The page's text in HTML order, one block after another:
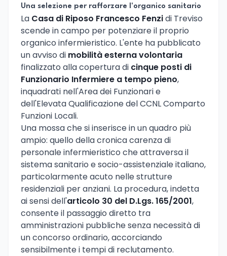
Una selezione per rafforzare l'organico sanitario
La Casa di Riposo Francesco Fenzidi Treviso
scende in campo per potenziare il proprio
organico infermieristico. L'ente ha pubblicato
un avviso di mobilità esterna volontaria
finalizzato alla copertura di cinque posti di
Funzionario Infermiere a tempo pieno,
inquadrati nell'Area dei Funzionari e
dell'Elevata Qualificazione del CCNL Comparto
Funzioni Locali.
Una mossa che si inserisce in un quadro più
ampio: quello della cronica carenza di
personale infermieristico che attraversa il
sistema sanitario e socio-assistenziale italiano,
particolarmente acuto nelle strutture
residenziali per anziani. La procedura, indetta
ai sensi dell'articolo 30 del D.Lgs. 165/2001,
consente il passaggio diretto tra
amministrazioni pubbliche senza necessità di
un concorso ordinario, accorciando
sensibilmente i tempi di reclutamento.